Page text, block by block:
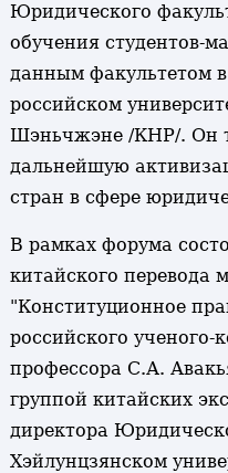
Юридического
обучения студентов-
данным факультетом
российском
Шэньчжэне /КНР/. Он
дальнейшую
стран в сфере
В рамках форума
китайского перевода
"Конституционное
российского ученого-
профессора С.А.
группой китайских
директора
Хэйлунцзянском